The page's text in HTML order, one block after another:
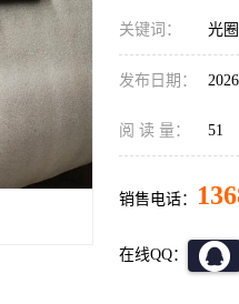
关键词： 光
发布日期：
阅 读 量： 51
销售电话：
在线QQ：